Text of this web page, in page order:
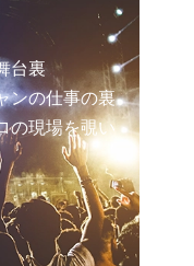
台裏
ンの仕事の裏
の現場を覗い